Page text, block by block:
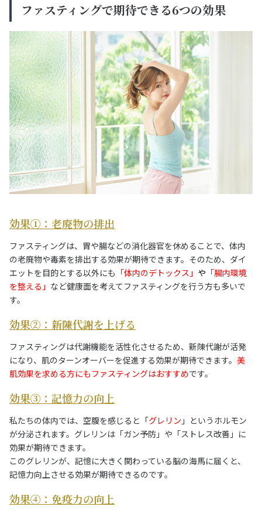
ファスティングで期待できる6つの効果
効果①：老廃物の排出
ファスティングは、胃や腸などの消化器官を休めることで、体内
の老廃物や毒素を排出する効果が期待できます。そのため、ダイ
エットを目的とする以外にも 「体内のデトックス」 や 「腸内環境
を整える」 など健康面を考えてファスティングを行う方も多いで
す。
効果②：新陳代謝を上げる
ファスティングは代謝機能を活性化させるため、新陳代謝が活発
になり、肌のターンオーバーを促進する効果が期待できます。 美
肌効果を求める方にもファスティングはおすすめです。
効果③：記憶力の向上
私たちの体内では、空腹を感じると「グレリン 」というホルモン
が分泌されます。グレリンは「ガン予防」や「ストレス改善」に
効果が期待できます。
このグレリンが、記憶に大きく関わっている脳の海馬に届くと、
記憶力向上させる効果が期待できるのです。
効果④：免疫力の向上